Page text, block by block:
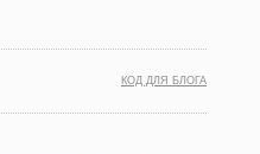
КОД ДЛЯ БЛОГА